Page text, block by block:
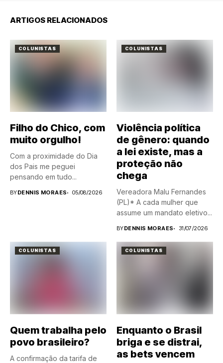
ARTIGOS RELACIONADOS
COLUNISTAS
Filho do Chico, com
muito orgulho!
Com a proximidade do Dia
dos Pais me peguei
pensando em tudo...
BYDENNIS MORAES 05/08/2026
COLUNISTAS
Violência política
de gênero: quando
a lei existe, mas a
proteção não
chega
Vereadora Malu Fernandes
(PL)* A cada mulher que
assume um mandato eletivo...
BYDENNIS MORAES 31/07/2026
COLUNISTAS
Quem trabalha pelo
povo brasileiro?
A confirmação da tarifa de
COLUNISTAS
Enquanto o Brasil
briga e se distrai,
as bets vencem